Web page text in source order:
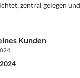
zentral gelegen
Kunden